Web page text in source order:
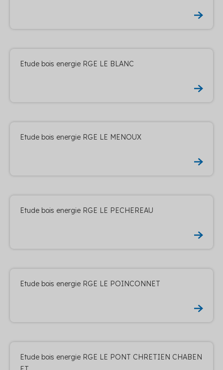
Etude bois energie RGE LE BLANC
Etude bois energie RGE LE MENOUX
Etude bois energie RGE LE PECHEREAU
Etude bois energie RGE LE POINCONNET
Etude bois energie RGE LE PONT CHRETIEN CHABEN